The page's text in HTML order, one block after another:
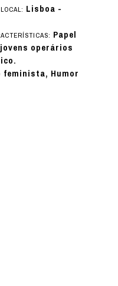
LOCAL: Lisboa -
Papel
operários
feminista, Humor